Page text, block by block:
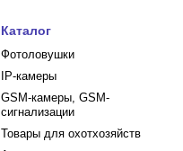
Каталог
Фотоловушки
IP-камеры
GSM-камеры, GSM-
сигнализации
Товары для охотхозяйств